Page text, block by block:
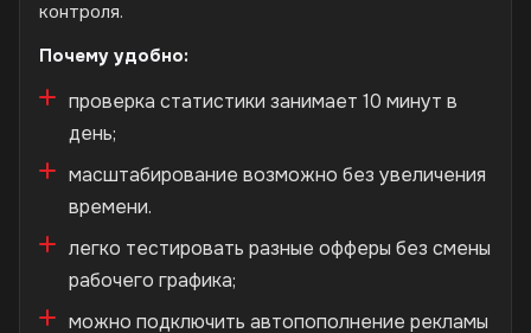
контроля.
Почему удобно:
проверка статистики занимает 10 минут в
день;
масштабирование возможно без увеличения
времени.
легко тестировать разные офферы без смены
рабочего графика;
можно подключить автопополнение рекламы